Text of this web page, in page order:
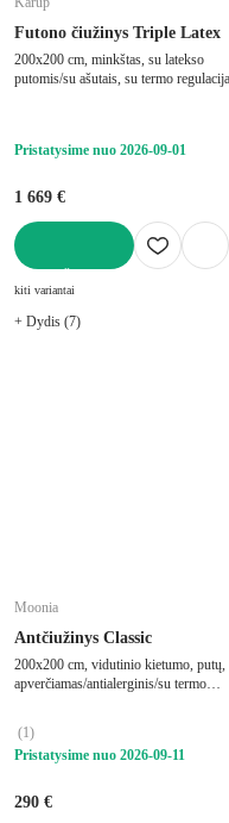
Futono čiužinys Triple Latex
200x200 cm, minkštas, su latekso
putomis/su ašutais, su termo
Pristatysime nuo 2026‑09‑01
1 669 €
kiti variantai
+ Dydis (7)
Moonia
Antčiužinys Classic
200x200 cm, vidutinio kietumo, putų,
apverčiamas/antialerginis/su termo
(1)
Pristatysime nuo 2026‑09‑11
290 €